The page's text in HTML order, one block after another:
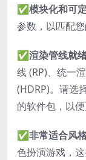
✅模块化和可
参数，以匹配您
✅渲染管线就
线 (RP)、统一
(HDRP)。请选
的软件包，以
✅非常适合风
色扮演游戏，